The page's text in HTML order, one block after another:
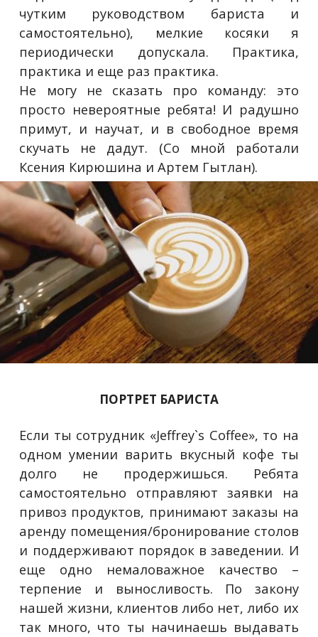
чутким руководством бариста и
самостоятельно), мелкие косяки я
периодически допускала. Практика,
практика и еще раз практика.
Не могу не сказать про команду: это
просто невероятные ребята! И радушно
примут, и научат, и в свободное время
скучать не дадут. (Со мной работали
Ксения Кирюшина и Артем Гытлан).
ПОРТРЕТ БАРИСТА
Если ты сотрудник «Jeffrey`s Coffee», то на
одном умении варить вкусный кофе ты
долго не продержишься. Ребята
самостоятельно отправляют заявки на
привоз продуктов, принимают заказы на
аренду помещения/бронирование столов
и поддерживают порядок в заведении. И
еще одно немаловажное качество –
терпение и выносливость. По закону
нашей жизни, клиентов либо нет, либо их
так много, что ты начинаешь выдавать